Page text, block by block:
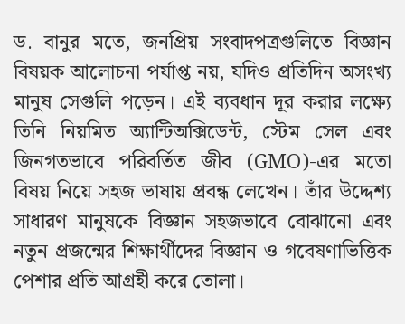
ড. বানুর মতে, জনপ্রিয় সংবাদপত্রগুলিতে বিজ্ঞান
বিষয়ক আলোচনা পর্যাপ্ত নয়, যদিও প্রতিদিন অসংখ্য
মানুষ সেগুলি পড়েন। এই ব্যবধান দূর করার লক্ষ্যে
তিনি নিয়মিত অ্যান্টিঅক্সিডেন্ট, স্টেম সেল এবং
জিনগতভাবে পরিবর্তিত জীব (GMO)-এর মতো
বিষয় নিয়ে সহজ ভাষায় প্রবন্ধ লেখেন। তাঁর উদ্দেশ্য
সাধারণ মানুষকে বিজ্ঞান সহজভাবে বোঝানো এবং
নতুন প্রজন্মের শিক্ষার্থীদের বিজ্ঞান ও গবেষণাভিত্তিক
পেশার প্রতি আগ্রহী করে তোলা।